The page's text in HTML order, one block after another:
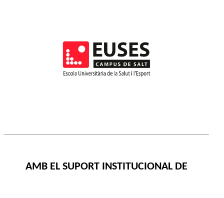
AMB EL SUPORT INSTITUCIONAL DE